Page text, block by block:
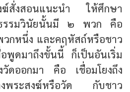
ฆ์สั่งสอนแนะนำ ให้ศึกษา
ธรรมวินัยนั้นมี ๒ พวก คือ
วกหนึ่ง และคฤหัสถ์หรือชาว
พูดมาถึงขั้นนี้ ก็เป็นอันเริ่ม
วัดออกมา คือ เชื่อมโยงถึง
งพระสงฆ์หรือวัด กับชาว